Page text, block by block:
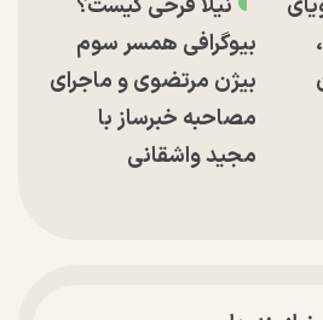
نیلا فرخی کیست؟
بیوگرافی همسر سوم
بیژن مرتضوی و ماجرای
مصاحبه خبرساز با
مجید واشقانی